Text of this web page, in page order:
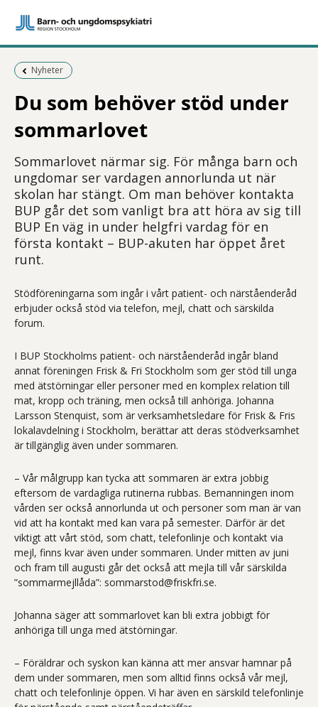
Föregående sida:
Nyheter
Du som behöver stöd under
sommarlovet
Sommarlovet närmar sig. För många barn och
ungdomar ser vardagen annorlunda ut när
skolan har stängt. Om man behöver kontakta
BUP går det som vanligt bra att höra av sig till
BUP En väg in under helgfri vardag för en
första kontakt – BUP-akuten har öppet året
runt.
Stödföreningarna som ingår i vårt patient- och närståenderåd
erbjuder också stöd via telefon, mejl, chatt och särskilda
forum.
I BUP Stockholms patient- och närståenderåd ingår bland
annat föreningen Frisk & Fri Stockholm som ger stöd till unga
med ätstörningar eller personer med en komplex relation till
mat, kropp och träning, men också till anhöriga. Johanna
Larsson Stenquist, som är verksamhetsledare för Frisk & Fris
lokalavdelning i Stockholm, berättar att deras stödverksamhet
är tillgänglig även under sommaren.
– Vår målgrupp kan tycka att sommaren är extra jobbig
eftersom de vardagliga rutinerna rubbas. Bemanningen inom
vården ser också annorlunda ut och personer som man är van
vid att ha kontakt med kan vara på semester. Därför är det
viktigt att vårt stöd, som chatt, telefonlinje och kontakt via
mejl, finns kvar även under sommaren. Under mitten av juni
och fram till augusti går det också att mejla till vår särskilda
”sommarmejllåda”: sommarstod@friskfri.se.
Johanna säger att sommarlovet kan bli extra jobbigt för
anhöriga till unga med ätstörningar.
– Föräldrar och syskon kan känna att mer ansvar hamnar på
dem under sommaren, men som alltid finns också vår mejl,
chatt och telefonlinje öppen. Vi har även en särskild telefonlinje